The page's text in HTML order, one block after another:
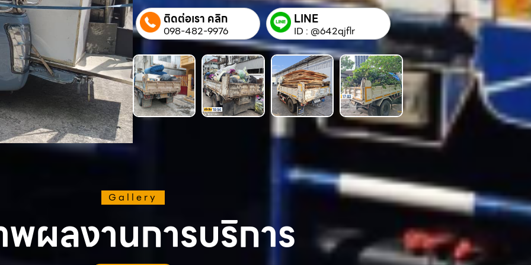
ติดต่อเรา คลิก
098-482-9976
LINE
ID : @642qjflr
Gallery
ผลงานการบริการ